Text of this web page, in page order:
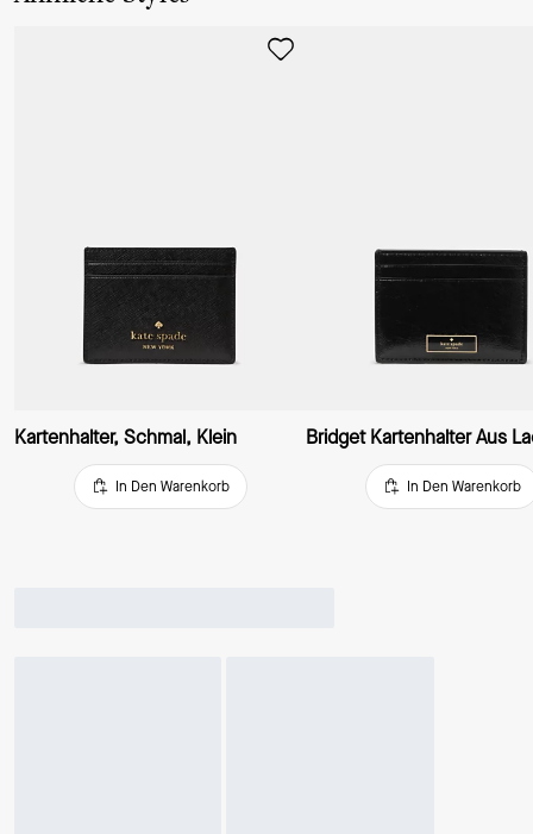
Kartenhalter, Schmal, Klein
In Den Warenkorb In Den Warenkorb